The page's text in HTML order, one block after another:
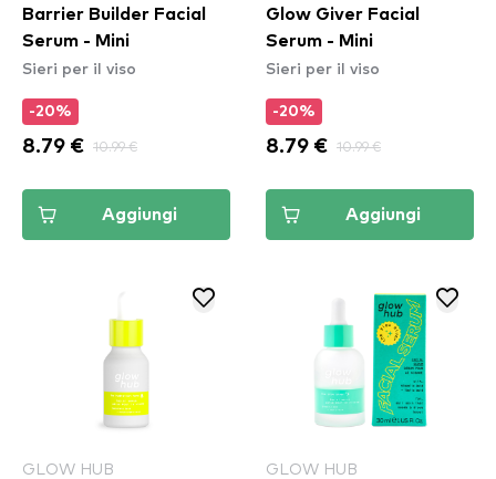
Barrier Builder Facial
Serum - Mini
Sieri per il viso
-20%
8.79 € 10.99 €
Aggiungi
Glow Giver Facial
Serum - Mini
Sieri per il viso
-20%
8.79 € 10.99 €
Aggiungi
GLOW HUB GLOW HUB